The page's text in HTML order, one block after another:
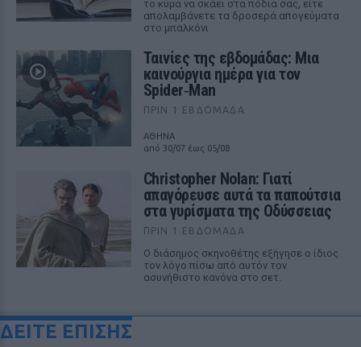
το κύμα να σκάει στα πόδια σας, είτε
απολαμβάνετε τα δροσερά απογεύματα
στο μπαλκόνι
Ταινίες της εβδομάδας: Μια
καινούργια ημέρα για τον
Spider‑Man
ΠΡΙΝ 1 ΕΒΔΟΜΆΔΑ
ΑΘΗΝΑ
από 30/07 έως 05/08
Christopher Nolan: Γιατί
απαγόρευσε αυτά τα παπούτσια
στα γυρίσματα της Οδύσσειας
ΠΡΙΝ 1 ΕΒΔΟΜΆΔΑ
Ο διάσημος σκηνοθέτης εξήγησε ο ίδιος
τον λόγο πίσω από αυτόν τον
ασυνήθιστο κανόνα στο σετ.
ΔΕΙΤΕ ΕΠΙΣΗΣ